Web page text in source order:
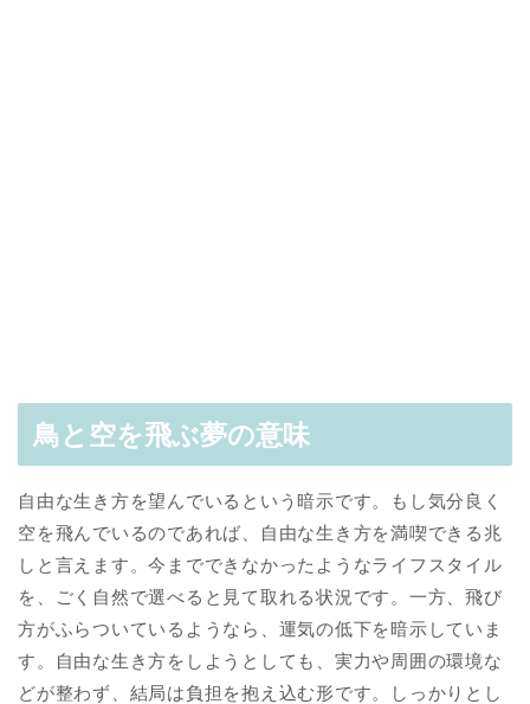
鳥と空を飛ぶ夢の意味
自由な生き方を望んでいるという暗示です。もし気分良く
空を飛んでいるのであれば、自由な生き方を満喫できる兆
しと言えます。今までできなかったようなライフスタイル
を、ごく自然で選べると見て取れる状況です。一方、飛び
方がふらついているようなら、運気の低下を暗示していま
す。自由な生き方をしようとしても、実力や周囲の環境な
どが整わず、結局は負担を抱え込む形です。しっかりとし